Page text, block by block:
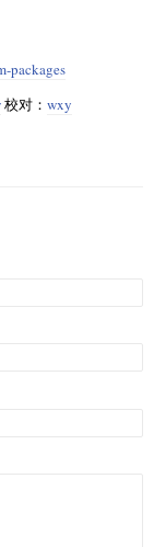
packages
校对： wxy